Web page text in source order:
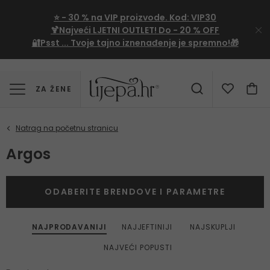
⭐ - 30 % na VIP proizvode. Kod: VIP30
🍹Najveći LJETNI OUTLET! Do - 20 % OFF
🔐Psst ... Tvoje tajno iznenađenje je spremno!🎁
ZA ŽENE
Argos
NAJPRODAVANIJI NAJJEFTINIJI
NAJSKUPLJI
NAJVEĆI POPUSTI
ODABERITE BRENDOVE I PARAMETRE